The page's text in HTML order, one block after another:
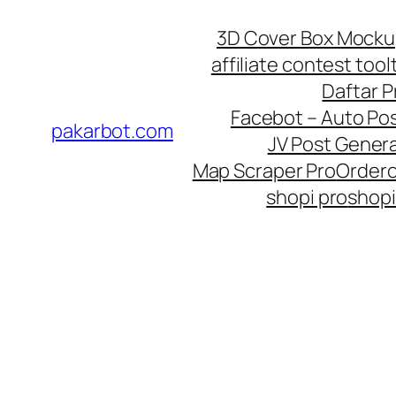
pakarbot.com
3D Cover Box
affiliate contest
Daftar
Facebot – Auto
JV Post
Map Scraper Pro
shopi pro